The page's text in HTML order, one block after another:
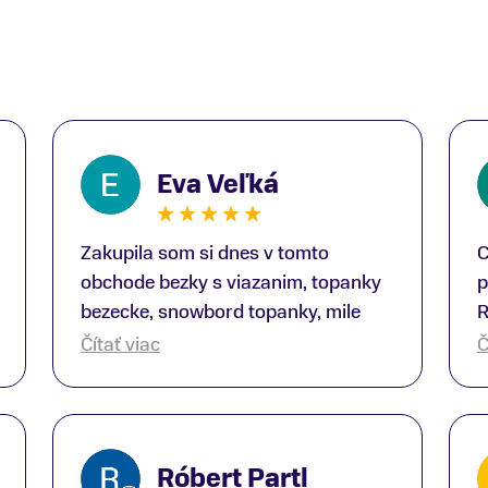
Eva Veľká
Zakupila som si dnes v tomto
obchode bezky s viazanim, topanky
bezecke, snowbord topanky, mile
prekvapenie ako Peter, ktory nas
Čítať viac
Róbert Partl